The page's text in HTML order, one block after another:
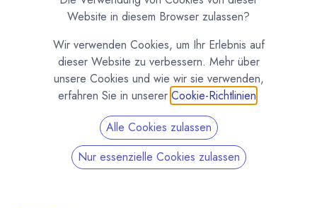
Website in diesem Browser zulassen?
Wir verwenden Cookies, um Ihr Erlebnis auf
dieser Website zu verbessern. Mehr über
unsere Cookies und wie wir sie verwenden,
erfahren Sie in unserer Cookie-Richtlinien
Alle Cookies zulassen
Nur essenzielle Cookies zulassen